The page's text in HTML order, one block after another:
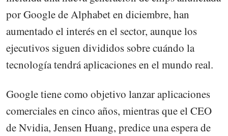
por Google de Alphabet en diciembre, han
aumentado el interés en el sector, aunque los
ejecutivos siguen divididos sobre cuándo la
tecnología tendrá aplicaciones en el mundo real.
Google tiene como objetivo lanzar aplicaciones
comerciales en cinco años, mientras que el CEO
de Nvidia, Jensen Huang, predice una espera de